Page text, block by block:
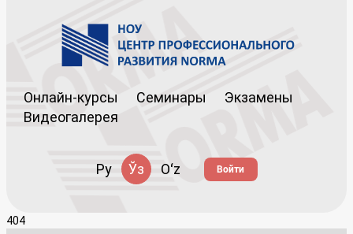
Онлайн-курсы Семинары
Экзамены
Видеогалерея
Ру Ўз Oʻz Войти
404